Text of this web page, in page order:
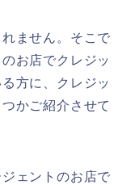
ません。そこで
お店でクレジッ
方に、クレジッ
かご紹介させて
ェントのお店で